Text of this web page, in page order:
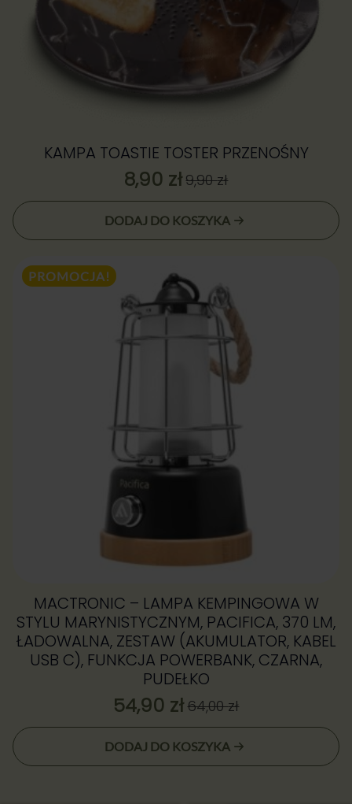
KAMPA TOASTIE TOSTER PRZENOŚNY
9,90zł
Pierwotna
cena
wynosiła:
8,90 złAktualna
cena:
8,90 zł.
DODAJ DO KOSZYKA
PROMOCJA!
MACTRONIC – LAMPA KEMPINGOWA W
STYLU MARYNISTYCZNYM, PACIFICA, 370 LM,
ŁADOWALNA, ZESTAW (AKUMULATOR, KABEL
USB C), FUNKCJA POWERBANK, CZARNA,
PUDEŁKO
64,00zł
Pierwotna
cena
wynosiła:
54,90 zł
Aktualna
cena:
54,90 zł.
DODAJ DO KOSZYKA